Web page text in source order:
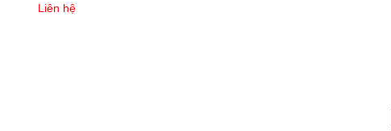
Liên hệ